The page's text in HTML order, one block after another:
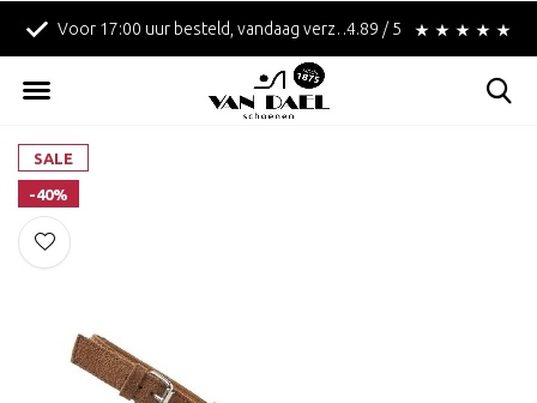
Voor 17:00 uur besteld, vandaag verzonden! Betaal achteraf met
4.89 / 5
SALE
-40%